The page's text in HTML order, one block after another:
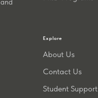
Explore
About Us
Contact Us
Student Support